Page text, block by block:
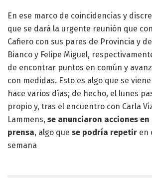
En ese marco de coincidencias y
que se dará la urgente reunión que
Cafiero con sus pares de Provincia y
Bianco y Felipe Miguel,
de encontrar puntos en común y
con medidas. Esto es algo que se
hace varios días; de hecho, el lunes
propio y, tras el encuentro con Carla
Lammens, se anunciaron acciones
prensa, algo que se podría repetir en
semana